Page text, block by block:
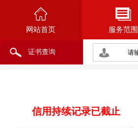
网站首页 服务范围
证书查询
信用持续记录已截止